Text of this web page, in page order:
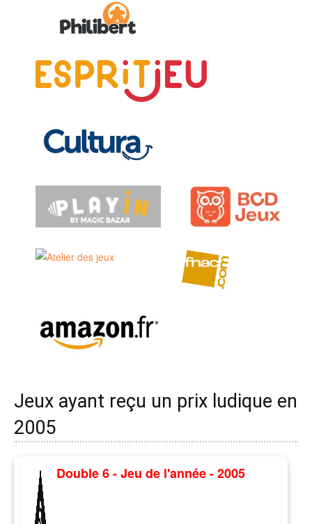
Jeux ayant reçu un prix ludique en
2005
Double 6 - Jeu de l'année - 2005